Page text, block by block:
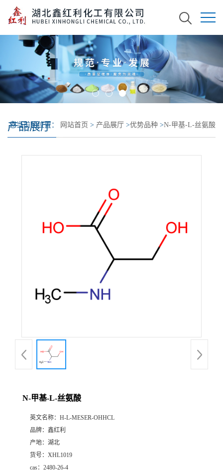
产品展厅
您当前的位置： 网站首页 > 产品展厅 >优势品种 >N-甲基-L-丝氨酸
N-甲基-L-丝氨酸
英文名称： H-L-MESER-OHHCL
品牌： 鑫红利
产地： 湖北
货号： XHL1019
cas： 2480-26-4